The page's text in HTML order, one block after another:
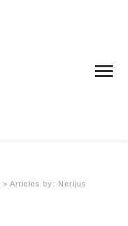
>Articles by: Nerijus